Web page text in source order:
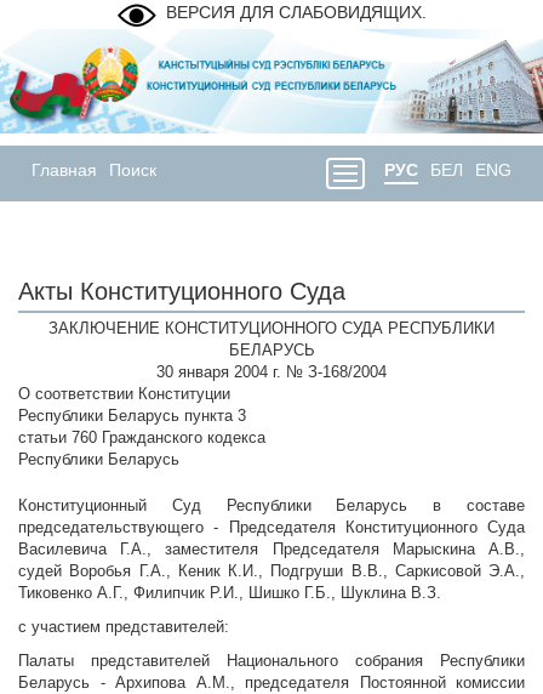
ВЕРСИЯ ДЛЯ СЛАБОВИДЯЩИХ.
Главная Поиск РУС БЕЛ ENG
Акты Конституционного Суда
ЗАКЛЮЧЕНИЕ КОНСТИТУЦИОННОГО СУДА РЕСПУБЛИКИ
БЕЛАРУСЬ
30 января 2004 г. № З-168/2004
О соответствии Конституции
Республики Беларусь пункта 3
статьи 760 Гражданского кодекса
Республики Беларусь
Конституционный Суд Республики Беларусь в составе
председательствующего - Председателя Конституционного Суда
Василевича Г.А., заместителя Председателя Марыскина А.В.,
судей Воробья Г.А., Кеник К.И., Подгруши В.В., Саркисовой Э.А.,
Тиковенко А.Г., Филипчик Р.И., Шишко Г.Б., Шуклина В.З.
с участием представителей:
Палаты представителей Национального собрания Республики
Беларусь - Архипова А.М., председателя Постоянной комиссии